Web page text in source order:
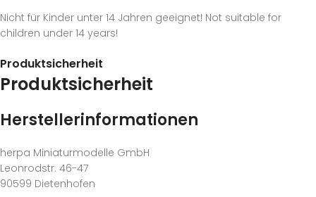
Nicht für Kinder unter 14 Jahren geeignet! Not suitable for
children under 14 years!
Produktsicherheit
Produktsicherheit
Herstellerinformationen
herpa Miniaturmodelle GmbH
Leonrodstr. 46-47
90599 Dietenhofen